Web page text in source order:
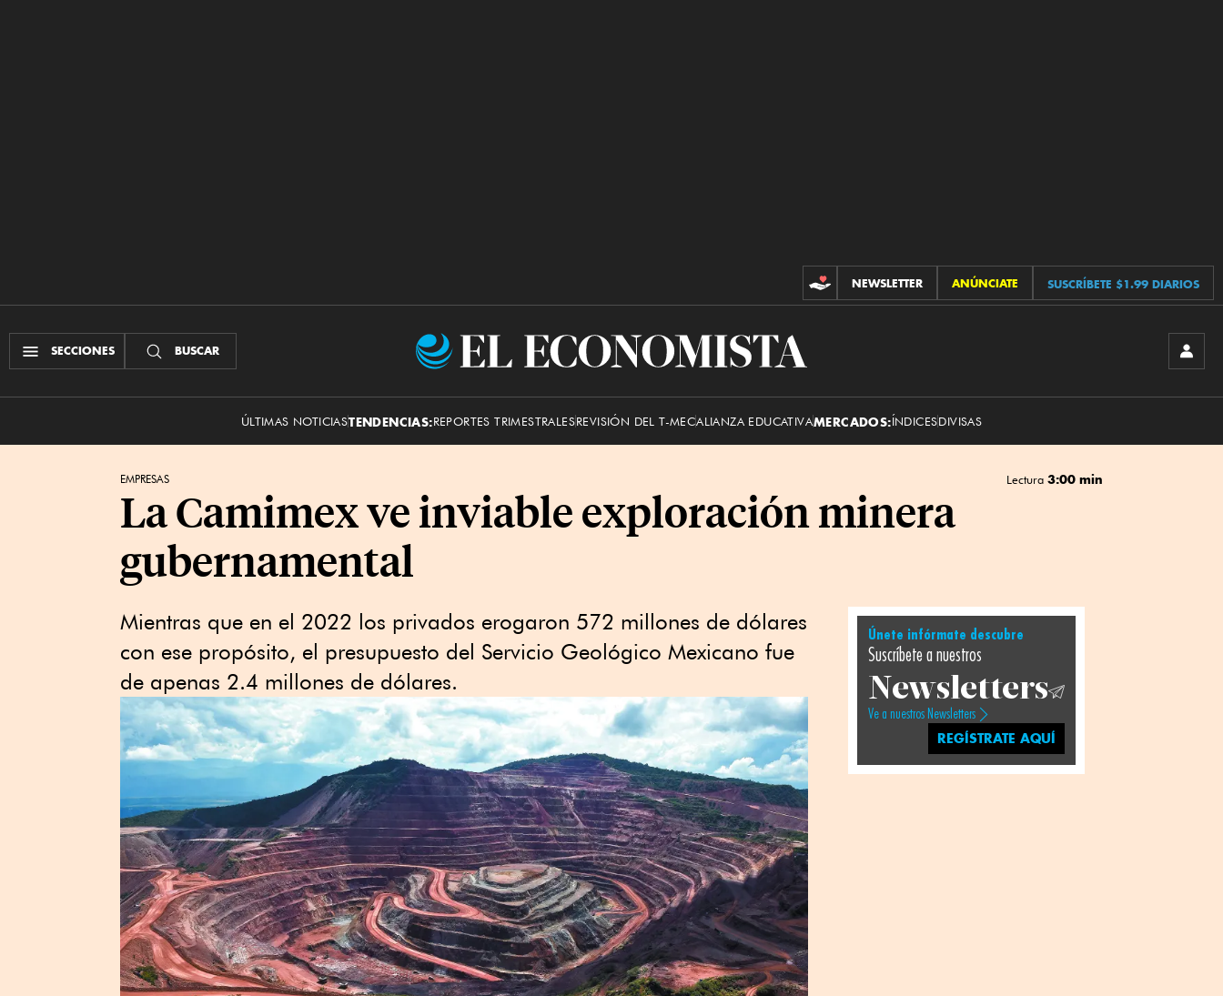
CONTRIBUCIONES
NEWSLETTER ANÚNCIATE SUSCRÍBETE $1.99 DIARIOS
SECCIONES BUSCAR
El
ÚLTIMAS NOTICIASTENDENCIAS:REPORTES TRIMESTRALESREVISIÓN DEL T-MECALIANZA EDUCATIVAMERCADOS:ÍNDICESDIVISAS
EMPRESAS Lectura 3:00 min
La Camimex ve inviable exploración minera
gubernamental
Mientras que en el 2022 los privados erogaron 572 millones de dólares
con ese propósito, el presupuesto del Servicio Geológico Mexicano fue
de apenas 2.4 millones de dólares.
Únete infórmate descubre
Suscríbete a nuestros
Newsletters
Ve a nuestros Newsletters
REGÍSTRATE AQUÍ